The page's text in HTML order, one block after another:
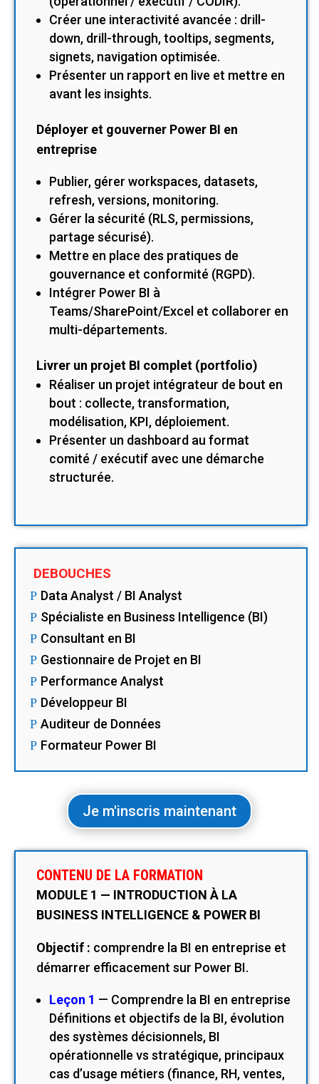
Créer une interactivité avancée : drill-
down, drill-through, tooltips, segments,
signets, navigation optimisée.
Présenter un rapport en live et mettre en
avant les insights.
Déployer et gouverner Power BI en
entreprise
Publier, gérer workspaces, datasets,
refresh, versions, monitoring.
Gérer la sécurité (RLS, permissions,
partage sécurisé).
Mettre en place des pratiques de
gouvernance et conformité (RGPD).
Intégrer Power BI à
Teams/SharePoint/Excel et collaborer en
multi-départements.
Livrer un projet BI complet (portfolio)
Réaliser un projet intégrateur de bout en
bout : collecte, transformation,
modélisation, KPI, déploiement.
Présenter un dashboard au format
comité / exécutif avec une démarche
structurée.
DEBOUCHES
P Data Analyst / BI Analyst
P Spécialiste en Business Intelligence (BI)
P Consultant en BI
P Gestionnaire de Projet en BI
P Performance Analyst
P Développeur BI
P Auditeur de Données
P Formateur Power BI
Je m'inscris maintenant
CONTENU DE LA FORMATION
MODULE 1 — INTRODUCTION À LA
BUSINESS INTELLIGENCE & POWER BI
Objectif : comprendre la BI en entreprise et
démarrer efficacement sur Power BI.
Leçon 1 — Comprendre la BI en entreprise
Définitions et objectifs de la BI, évolution
des systèmes décisionnels, BI
opérationnelle vs stratégique, principaux
cas d’usage métiers (finance, RH, ventes,